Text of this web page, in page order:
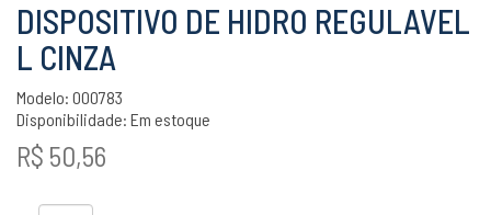
DISPOSITIVO DE HIDRO REGULAVEL
L CINZA
Modelo: 000783
Disponibilidade: Em estoque
R$ 50,56